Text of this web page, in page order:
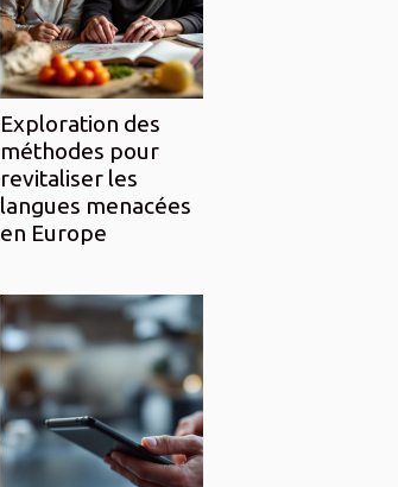
Exploration des
méthodes pour
revitaliser les
langues menacées
en Europe